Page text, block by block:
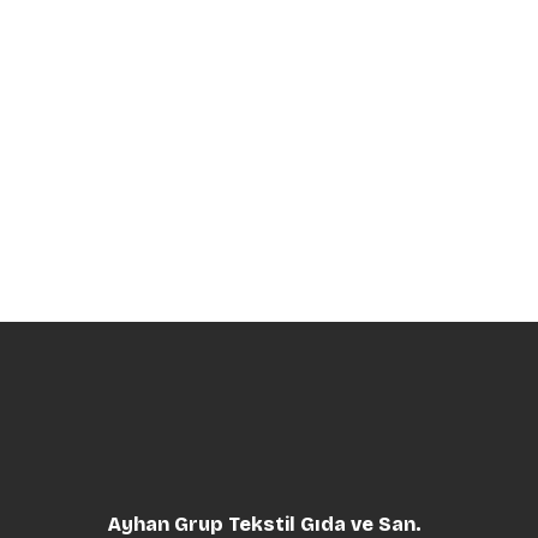
Ayhan Grup Tekstil Gıda ve San.